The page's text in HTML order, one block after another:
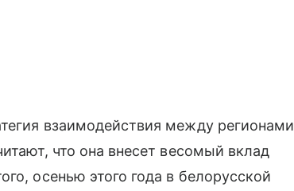
взаимодействия между регионами
что она внесет весомый вклад
осенью этого года в белорусской